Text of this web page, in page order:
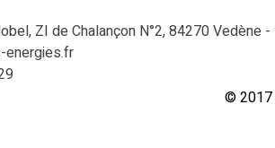
ZI de Chalançon N°2, 84270 Vedène -
energies.fr
© 2017